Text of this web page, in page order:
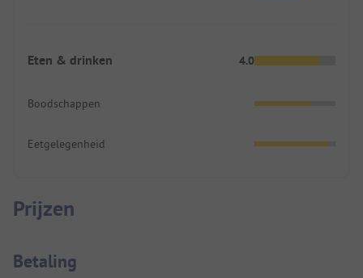
Eten & drinken 4.0
Boodschappen
Eetgelegenheid
Prijzen
Betaalinformatie
Betaling